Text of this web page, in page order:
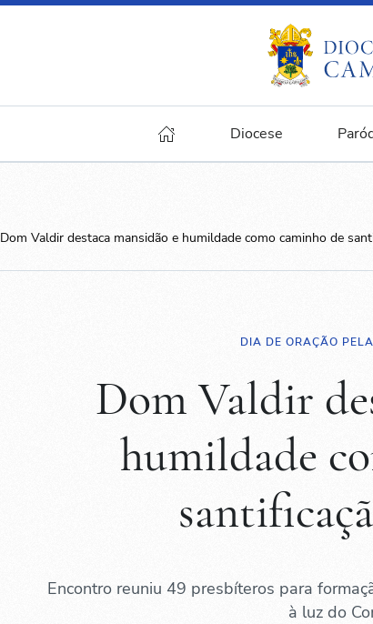
Diocese
Dom Valdir destaca mansidão e humildade como caminho de
DIA DE ORAÇÃO
Dom Valdir
humildade
Encontro reuniu 49 presbíteros para
à luz do